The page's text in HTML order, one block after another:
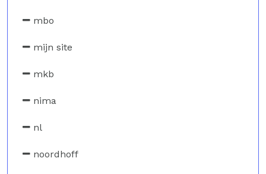
mbo
mijn site
mkb
nima
nl
noordhoff